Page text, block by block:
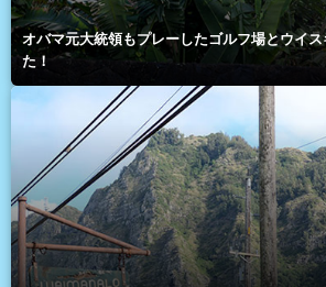
オバマ元大統領もプレーしたゴルフ場とウイ
た！